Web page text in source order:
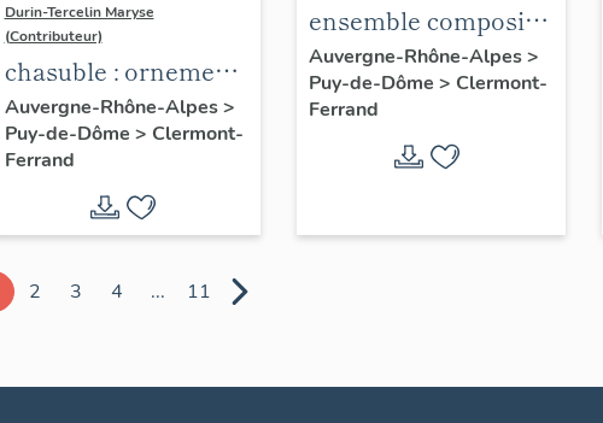
Durin-Tercelin Maryse
(Contributeur)
chasuble : ornement
doré n°3
Auvergne-Rhône-Alpes>
Puy-de-Dôme > Clermont-
Ferrand
ensemble composite
de garniture de dais
de procession dont
deux pentes sont
transformées en
Auvergne-Rhône-Alpes>
Puy-de-Dôme > Clermont-
Ferrand
2 3 4 ... 11